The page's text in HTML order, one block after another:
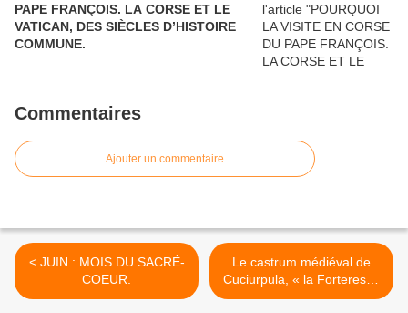
PAPE FRANÇOIS. LA CORSE ET LE
VATICAN, DES SIÈCLES D’HISTOIRE
COMMUNE.
Commentaires
Ajouter un commentaire
< JUIN : MOIS DU SACRÉ-
COEUR.
Le castrum médiéval de
Cuciurpula, « la Forteresse
de la Montagne » >